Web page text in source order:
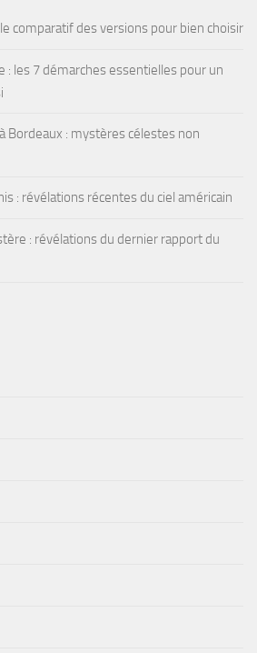
comparatif des versions pour bien choisir
: les 7 démarches essentielles pour un
Bordeaux : mystères célestes non
: révélations récentes du ciel américain
: révélations du dernier rapport du